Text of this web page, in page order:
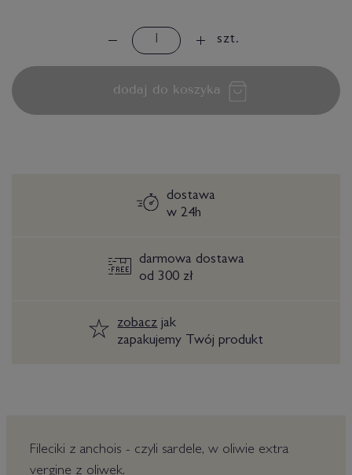
szt.
dodaj do koszyka
dostawa
w 24h
darmowa dostawa
od 300 zł
zobaczjak
zapakujemy Twój produkt
Fileciki z anchois - czyli sardele, w oliwie extra
vergine z oliwek.